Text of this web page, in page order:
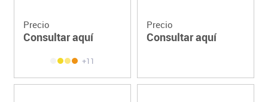
Precio
Consultar aquí
+11
Precio
Consultar aquí